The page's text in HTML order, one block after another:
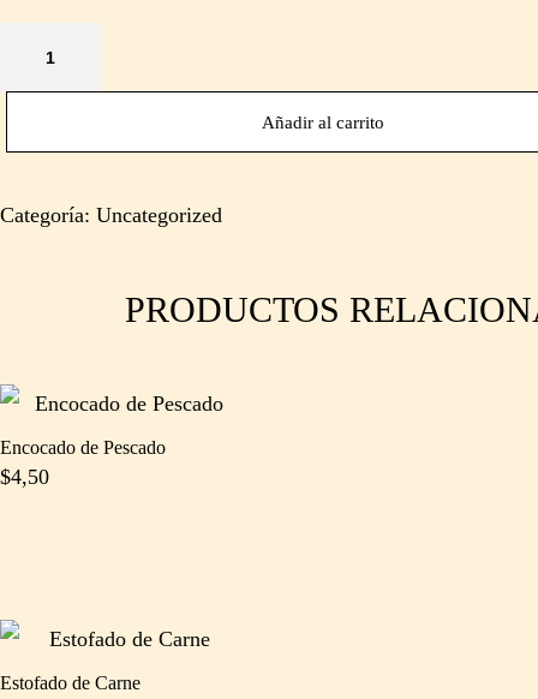
Añadir al carrito
Categoría: Uncategorized
PRODUCTOS
Encocado de Pescado
$4,50
Estofado de Carne